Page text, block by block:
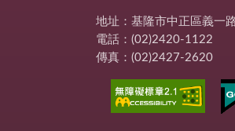
地址：基隆市中正區義一
電話：(02)2420-1122
傳真：(02)2427-2620